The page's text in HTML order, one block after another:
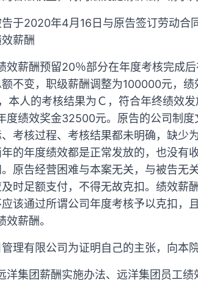
于2020年4月16日与原告签订劳动
薪酬
效薪酬预留20％部分在年度考核完成
不变，职级薪酬调整为100000元，
本人的考核结果为Ｃ，符合年终绩效
度绩效奖金32500元。原告的公司制
考核过程、考核结果都未明确，缺少
的年度绩效都是正常发放的，也没有
原告经营困难与本案无关，与被告无
时足额支付，不得无故克扣。绩效薪
该通过所谓公司年度考核予以克扣，
薪酬。
理有限公司为证明自己的主张，向本
洋集团薪酬实施办法、远洋集团员工